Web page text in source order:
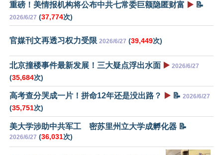
重磅！美情报机构将公布中共七常委巨额隐匿财富 ▶️ 📝
2026/6/27 (37,774次)
官媒刊文再透习权力受限 2026/6/27 (39,449次)
北京撞楼事件最新发展！三大疑点浮出水面 ▶️ 2026/6/27
(35,684次)
高考查分哭成一片！拼命12年还是没出路？ ▶️ 📝 2026/6/27
(35,751次)
美大学涉助中共军工 密苏里州立大学成孵化器 📝
2026/6/27 (36,031次)